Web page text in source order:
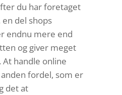
du har foretaget
del shops
endnu mere end
og giver meget
handle online
fordel, som er
det at